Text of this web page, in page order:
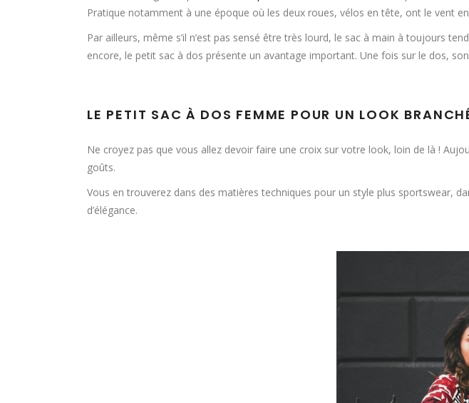
Pratique notamment à une époque où les deux roues, vélos en tête, ont le vent
Par ailleurs, même s’il n’est pas sensé être très lourd, le sac à main à toujours
encore, le petit sac à dos présente un avantage important. Une fois sur le dos,
LE PETIT SAC À DOS FEMME POUR UN LOOK
Ne croyez pas que vous allez devoir faire une croix sur votre look, loin de là !
goûts.
Vous en trouverez dans des matières techniques pour un style plus sportswear,
d’élégance.